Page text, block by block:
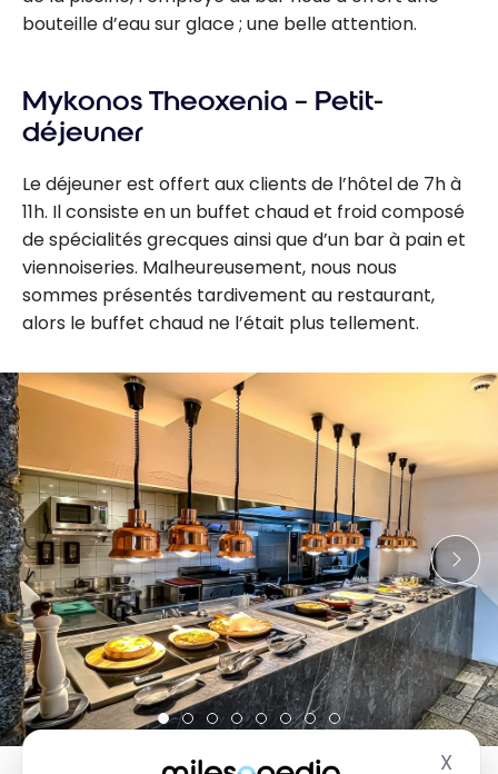
X
bouteille d’eau sur glace ; une belle attention.
Mykonos Theoxenia – Petit-
déjeuner
Le déjeuner est offert aux clients de l’hôtel de 7h à
11h. Il consiste en un buffet chaud et froid composé
de spécialités grecques ainsi que d’un bar à pain et
viennoiseries. Malheureusement, nous nous
sommes présentés tardivement au restaurant,
alors le buffet chaud ne l’était plus tellement.